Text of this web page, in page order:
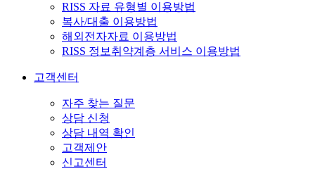
RISS 자료 유형별 이용방법
복사/대출 이용방법
해외전자자료 이용방법
RISS 정보취약계층 서비스 이용방법
고객센터
자주 찾는 질문
상담 신청
상담 내역 확인
고객제안
신고센터